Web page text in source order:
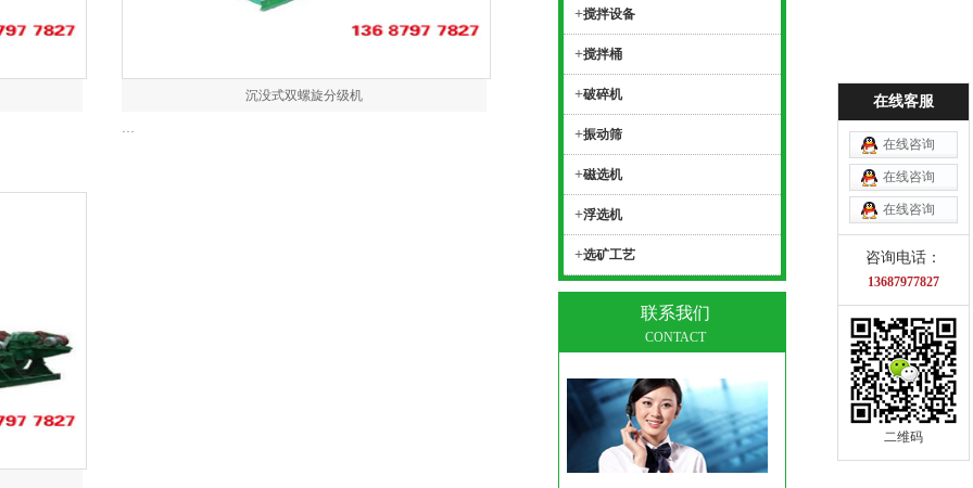
沉没式双螺旋分级机
…
+搅拌设备
+搅拌桶
+破碎机
+振动筛
+磁选机
+浮选机
+选矿工艺
联系我们
CONTACT
在线客服
在线咨询
在线咨询
在线咨询
咨询电话：
13687977827
二维码